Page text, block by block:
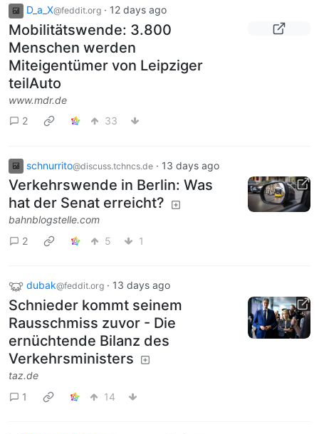
D_a_X@feddit.org · 12 days ago
Mobilitätswende: 3.800
Menschen werden
Miteigentümer von Leipziger
teilAuto
www.mdr.de
2
33
schnurrito@discuss.tchncs.de · 13 days ago
Verkehrswende in Berlin: Was
hat der Senat erreicht?
bahnblogstelle.com
2
5 1
dubak@feddit.org · 13 days ago
Schnieder kommt seinem
Rausschmiss zuvor - Die
ernüchtende Bilanz des
Verkehrsministers
taz.de
1
14